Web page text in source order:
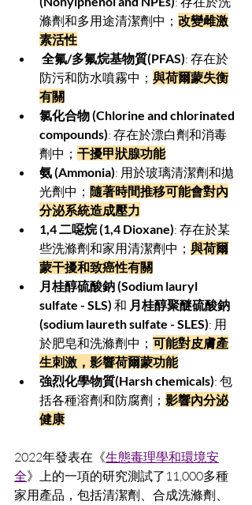
滌劑和多用途清潔劑中； 改變雌激
素活性
全氟/多氟烷基物質(PFAS): 存在於
防污和防水噴霧中； 與荷爾蒙失衡
有關
氯化合物 (Chlorine and chlorinated
compounds): 存在於漂白劑和消毒
劑中； 干擾甲狀腺功能
氨 (Ammonia): 用於玻璃清潔劑和拋
光劑中； 隨著時間推移可能會對內
分泌系統造成壓力
1,4 二噁烷 (1,4 Dioxane): 存在於某
些洗滌劑和家用清潔劑中； 與荷爾
蒙干擾和致癌性有關
月桂醇硫酸鈉 (Sodium lauryl
sulfate - SLS) 和 月桂醇聚醚硫酸鈉
(sodium laureth sulfate - SLES): 用
於肥皂和洗滌劑中； 可能對皮膚產
生刺激，影響荷爾蒙功能
強烈化學物質(Harsh chemicals): 包
括各種溶劑和防腐劑； 影響內分泌
健康
2022年發表在《生態毒理學和環境安
全》上的一項的研究測試了11,000多種
家用產品，包括清潔劑、合成洗滌劑、